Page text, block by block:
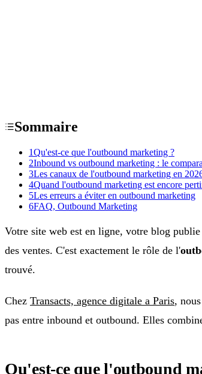
Sommaire
1Qu'est-ce que l'outbound marketing ?
2Inbound vs outbound marketing : le
3Les canaux de l'outbound marketing en
4Quand l'outbound marketing est encore
5Les erreurs a éviter en outbound marketing
6FAQ, Outbound Marketing
Votre site web est en ligne, votre blog publie
des ventes. C'est exactement le rôle de l'
trouvé.
Chez Transacts, agence digitale a Paris,
pas entre inbound et outbound. Elles
Qu'est-ce que l'outbound